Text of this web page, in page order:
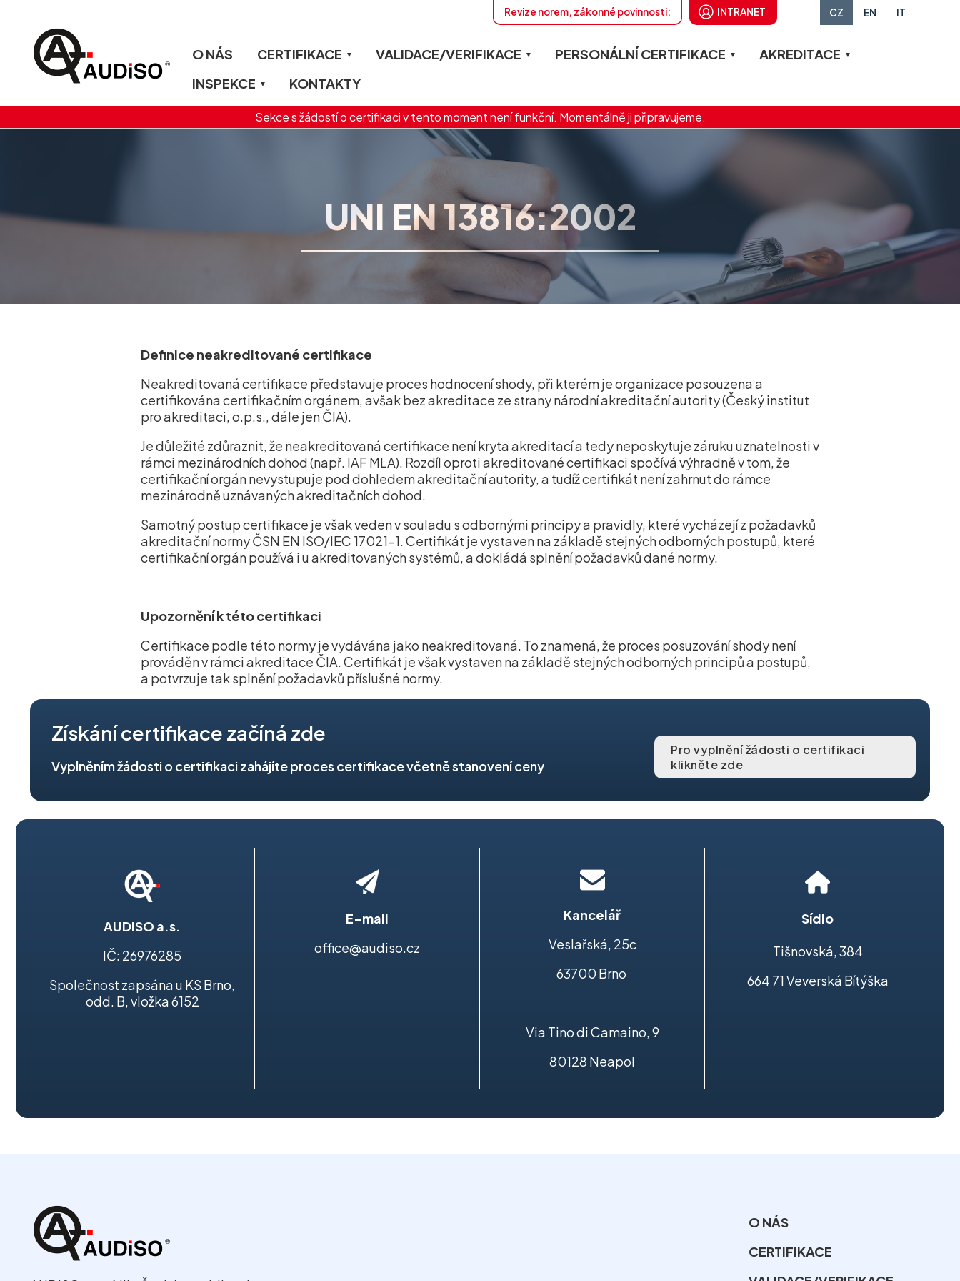
O NÁS CERTIFIKACE VALIDACE/VERIFIKACE PERSONÁLNÍ CERTIFIKACE
AKREDITACE
INSPEKCE
KONTAKTY
Revize norem, zákonné povinnosti: INTRANET CZ EN IT
Sekce s žádostí o certifikaci v tento moment není funkční. Momentálně ji připravujeme.
UNI EN 13816:2002
Definice neakreditované certifikace
Neakreditovaná certifikace představuje proces hodnocení shody, při kterém je organizace posouzena a
certifikována certifikačním orgánem, avšak bez akreditace ze strany národní akreditační autority (Český institut
pro akreditaci, o.p.s., dále jen ČIA).
Je důležité zdůraznit, že neakreditovaná certifikace není kryta akreditací a tedy neposkytuje záruku uznatelnosti v
rámci mezinárodních dohod (např. IAF MLA). Rozdíl oproti akreditované certifikaci spočívá výhradně v tom, že
certifikační orgán nevystupuje pod dohledem akreditační autority, a tudíž certifikát není zahrnut do rámce
mezinárodně uznávaných akreditačních dohod.
Samotný postup certifikace je však veden v souladu s odbornými principy a pravidly, které vycházejí z požadavků
akreditační normy ČSN EN ISO/IEC 17021-1. Certifikát je vystaven na základě stejných odborných postupů, které
certifikační orgán používá i u akreditovaných systémů, a dokládá splnění požadavků dané normy.
Upozornění k této certifikaci
Certifikace podle této normy je vydávána jako neakreditovaná. To znamená, že proces posuzování shody není
prováděn v rámci akreditace ČIA. Certifikát je však vystaven na základě stejných odborných principů a postupů,
a potvrzuje tak splnění požadavků příslušné normy.
Získání certifikace začíná zde
Vyplněním žádosti o certifikaci zahájíte proces certifikace včetně stanovení ceny
Pro vyplnění žádosti o certifikaci
klikněte zde
AUDISO a.s.
IČ: 26976285
Společnost zapsána u KS Brno,
odd. B, vložka 6152
E-mail
office@audiso.cz
Kancelář
Veslařská, 25c
63700 Brno
Via Tino di Camaino, 9
80128 Neapol
Sídlo
Tišnovská, 384
664 71 Veverská Bítýška
O NÁS
CERTIFIKACE